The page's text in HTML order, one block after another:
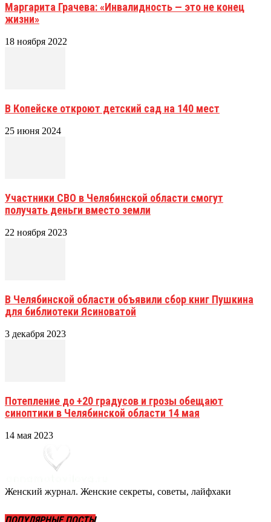
Маргарита Грачева: «Инвалидность — это не конец
жизни»
18 ноября 2022
В Копейске откроют детский сад на 140 мест
25 июня 2024
Участники СВО в Челябинской области смогут
получать деньги вместо земли
22 ноября 2023
В Челябинской области объявили сбор книг Пушкина
для библиотеки Ясиноватой
3 декабря 2023
Потепление до +20 градусов и грозы обещают
синоптики в Челябинской области 14 мая
14 мая 2023
Женский журнал. Женские секреты, советы, лайфхаки